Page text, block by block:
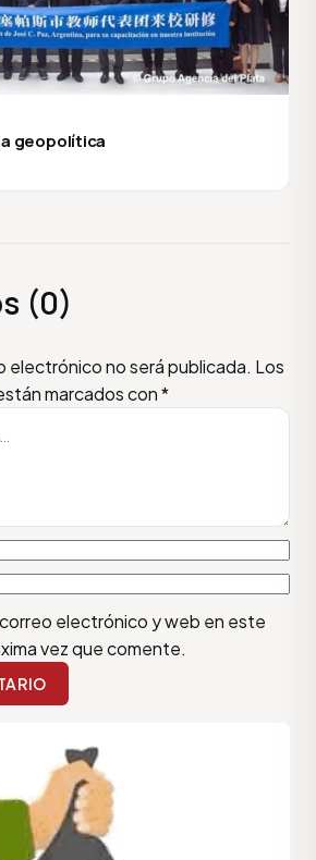
geopolítica
(0)
electrónico no será publicada. Los
marcados con*
electrónico y web en este
vez que comente.